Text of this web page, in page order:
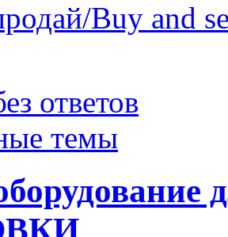
Buy and
ответов
темы